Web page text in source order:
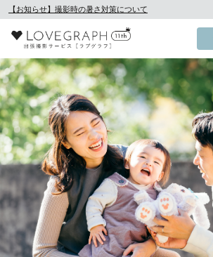
【お知らせ】撮影時の暑さ対策について